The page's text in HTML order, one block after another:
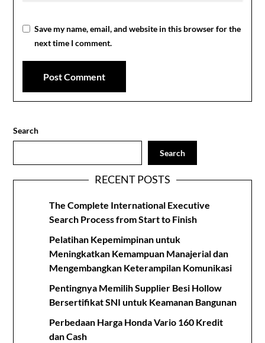
Save my name, email, and website in this browser for the
next time I comment.
Search
Search
RECENT POSTS
The Complete International Executive
Search Process from Start to Finish
Pelatihan Kepemimpinan untuk
Meningkatkan Kemampuan Manajerial dan
Mengembangkan Keterampilan Komunikasi
Pentingnya Memilih Supplier Besi Hollow
Bersertifikat SNI untuk Keamanan Bangunan
Perbedaan Harga Honda Vario 160 Kredit
dan Cash